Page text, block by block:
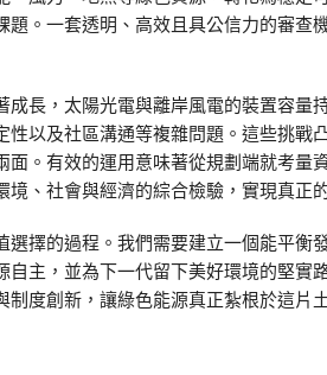
。一套透明、高效且具公信力的審查
長，太陽光電與離岸風電的裝置容量
以及社區溝通等複雜問題。這些挑戰
。有效的運用意味著從規劃端就考量
、社會與經濟的綜合檢驗，實現真正
擇的過程。我們需要建立一個能平衡
主，並為下一代留下美好環境的堅實
度創新，讓綠色能源真正紮根於這片